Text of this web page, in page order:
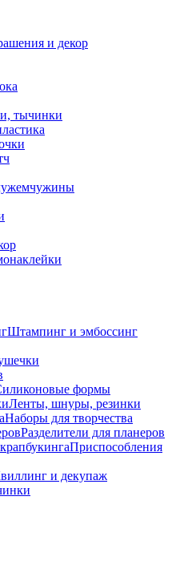
и декор
тычинки
Штампинг и эмбоссинг
формы
Ленты, шнуры, резинки
Наборы для творчества
Разделители для планеров
Приспособления
и декупаж